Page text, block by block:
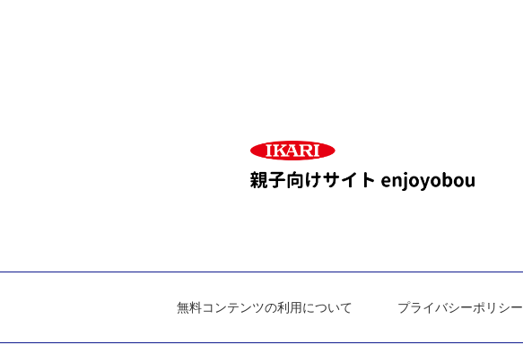
無料コンテンツの利用について プライバシーポリシー